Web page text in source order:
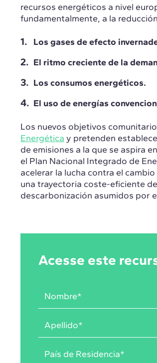
recursos energéticos a nivel
fundamentalmente, a la
Los gases de efecto
El ritmo creciente de la
Los consumos energéticos.
El uso de energías
Los nuevos objetivos
Energética y pretenden
de emisiones a la que se aspira
el Plan Nacional Integrado de
acelerar la lucha contra el
una trayectoria coste-eficiente
descarbonización asumidos por
Acesse este